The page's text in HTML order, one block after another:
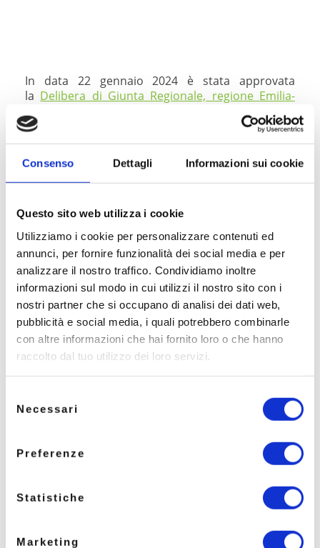
Consenso Dettagli Informazioni sui cookie
Questo sito web utilizza i cookie
Utilizziamo i cookie per personalizzare contenuti ed
annunci, per fornire funzionalità dei social media e per
analizzare il nostro traffico. Condividiamo inoltre
informazioni sul modo in cui utilizzi il nostro sito con i
nostri partner che si occupano di analisi dei dati web,
pubblicità e social media, i quali potrebbero combinarle
con altre informazioni che hai fornito loro o che hanno
raccolto dal tuo utilizzo dei loro servizi.
delNecessari
Preferenze
Statistiche
Marketing
In data 22 gennaio 2024 è stata approvata
la Delibera di Giunta Regionale, regione Emilia-
Romagna, n. 91, “Aggiornamento quinquennale
degli oneri di urbanizzazione e dei contributi ‘D’ e
‘S’ della D.A.L. 186/2018, in materia di contributo
di costruzione”con efficacia alla data di
pubblicazione della stessa sul BURERT.
A partire dalla data del23 gennaio 2024, per la
da corrispondere per gli interventi che lo
prevedono, il calcolo delle somme dovute
come Oneri di Urbanizzazione (U1 e U2)
e Contributi “D” e “S” dovrà essere effettuato con
lenuove quoteriportate all’interno della DGR
n.91/2024.
Per agevolare il lavoro dei Comuni e dei
professionisti, offriamo uno strumento di
supporto per la determinazione del calcolo oneri
di urbanizzazione:Modulo Calcolo
OneridiWebSIT®.
calcolare il contributo dovuto per qualsiasi
, assumendo le regole generali
stabilite dalla DAL 186/2018 e le determinazioni
con le quali i Comuni l’hanno recepita.
contributi ‘D’ e ‘S’ sono stati aggiornati
direttamente da Ambito per gli Enti che hanno il
che possiedono solo il Modulo è possibile